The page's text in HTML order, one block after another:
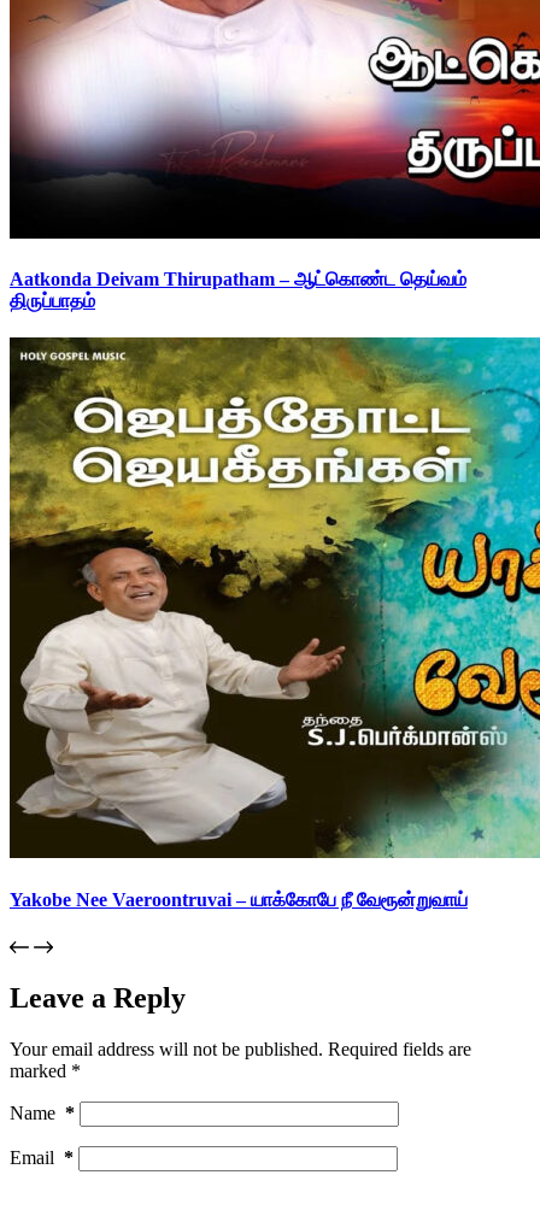
Aatkonda Deivam Thirupatham – ஆட்கொண்ட தெய்வம்
திருப்பாதம்
Yakobe Nee Vaeroontruvai – யாக்கோபே நீ வேரூன்றுவாய்
Leave a Reply
Your email address will not be published. Required fields are
marked *
Name *
Email *